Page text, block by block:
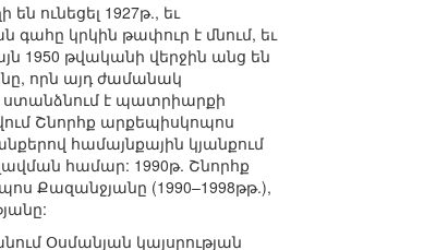
ունեցել 1927թ., եւ
կրկին թափուր է մնում, եւ
1950 թվականի վերջին անց են
որն այդ ժամանակ
ստանձնում է պատրիարքի
Շնորհք արքեպիսկոպոս
համայնքային կյանքում
համար: 1990թ. Շնորհք
Քազանջյանը (1990–1998թթ.),
Օսմանյան կայսրության